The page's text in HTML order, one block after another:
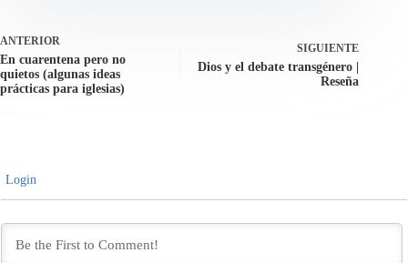
ANTERIOR
En cuarentena pero no
quietos (algunas ideas
prácticas para iglesias)
SIGUIENTE
Dios y el debate transgénero |
Reseña
Login